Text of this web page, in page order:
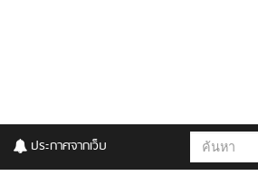
ประกาศจากเว็บ